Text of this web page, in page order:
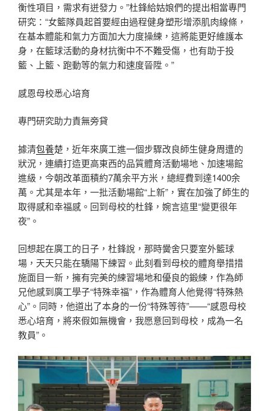
衡性項目，需求有迸發力。”杜鋒給姑娘們的提出相當專門
研究：“女籃隊員起首要經由過程健身塑形增添肌肉線條，
在基本體能和氣力方面加大力度操練，這將能更好維護本
身，在籃球活動的身材抗衡中不不難受傷，也有助于投
籃、上籃、跑動等的氣力和速度晉陞。”
感恩母校悉心培育
專門研究助力責無旁貸
據清包養楚，近年來廣工進一個步驟改良師生健身周遭的
狀況，連續打造更高東西的品質體育活動場地、加速場館
進級，今朝改革面積約7萬余平方米，總經費到達1400余
萬。尤其是本年，一批活動場館“上新”，實在加強了師生的
取得感和幸福感。回到母校的杜鋒，婉言這里“變更很年
夜”。
回想起在廣工的日子，杜鋒說，那時黌舍只要室外籃球
場，天天只能在驕陽下練習。此刻看到母校的體育舉措措
施面目一新，擁有完美的練習場地和優良的鍛練，作為師
兄他感到廣工學子“特殊幸福”，作為體育人他覺得“特殊熱
心”。同時，他道出了本身的一份“特殊等待”——“感恩母校
悉心培育，將來假如無機會，我愿意回到母校，成為一名
教員”。